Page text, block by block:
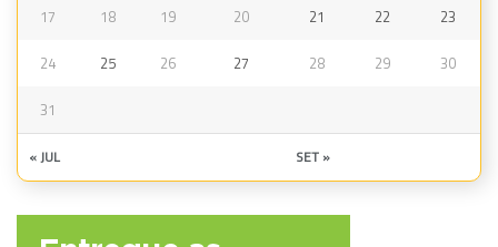
17 18 19 20 21 22 23
24 25 26 27 28 29 30
31
« JUL SET »